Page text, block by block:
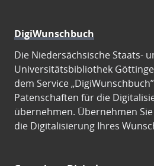
DigiWunschbuch
Die Niedersächsische Staats-
Universitätsbibliothek
dem Service
Patenschaften für die
übernehmen. Übernehmen
die Digitalisierung Ihres